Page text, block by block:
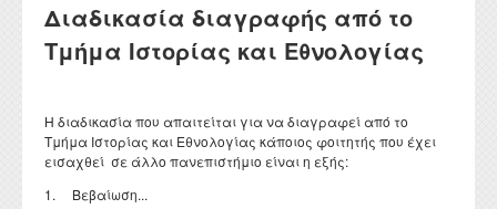
Διαδικασία διαγραφής από το
Τμήμα Ιστορίας και Εθνολογίας
Η διαδικασία που απαιτείται για να διαγραφεί από το
Τμήμα Ιστορίας και Εθνολογίας κάποιος φοιτητής που έχει
εισαχθεί σε άλλο πανεπιστήμιο είναι η εξής:
1. Βεβαίωση...